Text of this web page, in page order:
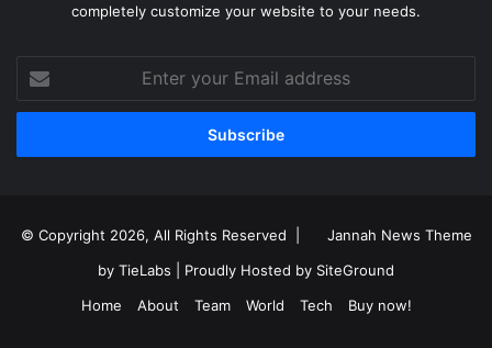
completely customize your website to your needs.
your
Email
© Copyright 2026, All Rights Reserved |
Jannah News Theme
by TieLabs | Proudly Hosted by SiteGround
Home
About Team World Tech Buy now!